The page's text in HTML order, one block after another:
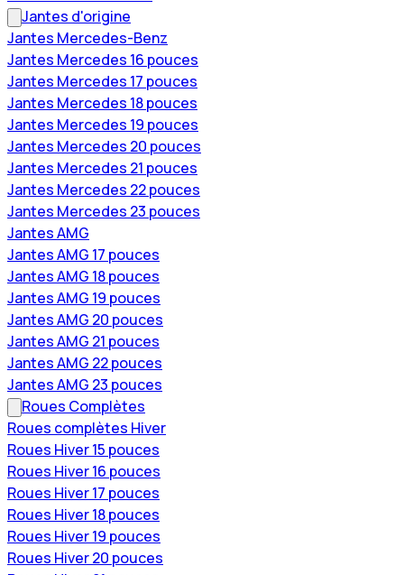
Jantes d'origine
Jantes Mercedes-Benz
Jantes Mercedes 16 pouces
Jantes Mercedes 17 pouces
Jantes Mercedes 18 pouces
Jantes Mercedes 19 pouces
Jantes Mercedes 20 pouces
Jantes Mercedes 21 pouces
Jantes Mercedes 22 pouces
Jantes Mercedes 23 pouces
Jantes AMG
Jantes AMG 17 pouces
Jantes AMG 18 pouces
Jantes AMG 19 pouces
Jantes AMG 20 pouces
Jantes AMG 21 pouces
Jantes AMG 22 pouces
Jantes AMG 23 pouces
Roues Complètes
Roues complètes Hiver
Roues Hiver 15 pouces
Roues Hiver 16 pouces
Roues Hiver 17 pouces
Roues Hiver 18 pouces
Roues Hiver 19 pouces
Roues Hiver 20 pouces